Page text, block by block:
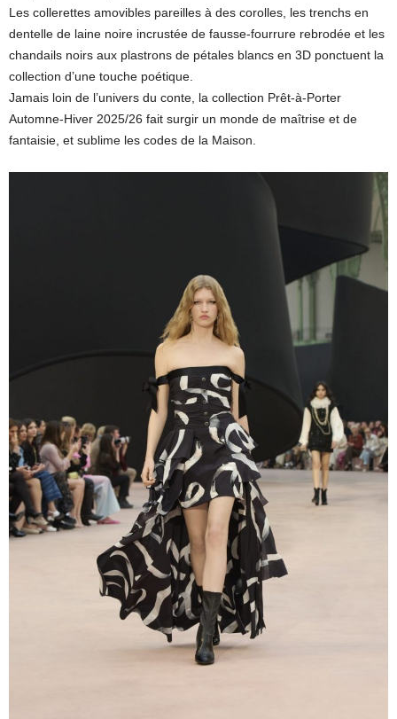
Les collerettes amovibles pareilles à des corolles, les trenchs en
dentelle de laine noire incrustée de fausse-fourrure rebrodée et les
chandails noirs aux plastrons de pétales blancs en 3D ponctuent la
collection d’une touche poétique.
Jamais loin de l’univers du conte, la collection Prêt-à-Porter
Automne-Hiver 2025/26 fait surgir un monde de maîtrise et de
fantaisie, et sublime les codes de la Maison.